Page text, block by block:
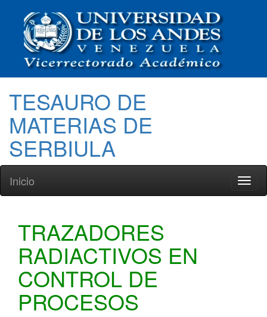
TESAURO DE
MATERIAS DE
SERBIULA
Inicio
TRAZADORES
RADIACTIVOS EN
CONTROL DE
PROCESOS